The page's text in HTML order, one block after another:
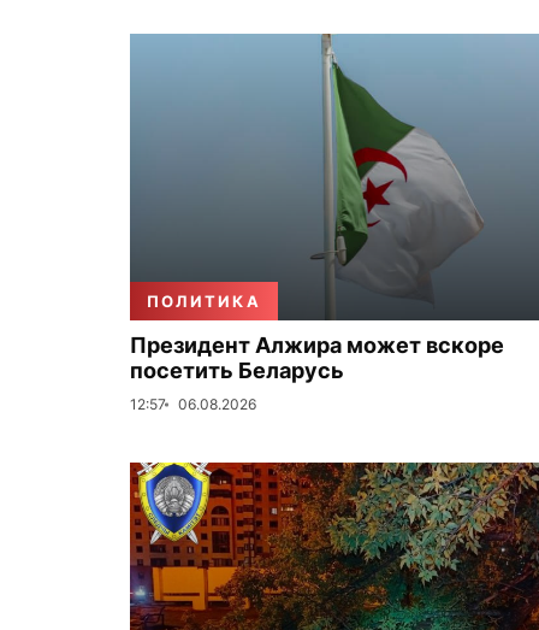
ПОЛИТИКА
Президент Алжира может вскоре
посетить Беларусь
12:57 06.08.2026